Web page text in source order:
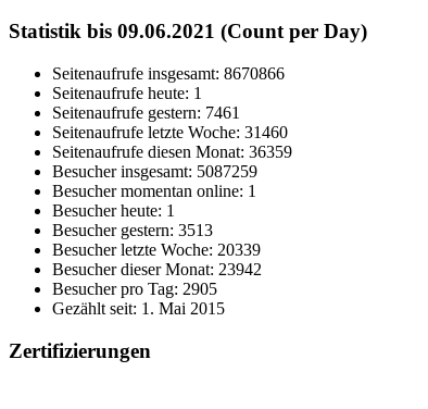
Statistik bis 09.06.2021 (Count per Day)
Seitenaufrufe insgesamt: 8670866
Seitenaufrufe heute: 1
Seitenaufrufe gestern: 7461
Seitenaufrufe letzte Woche: 31460
Seitenaufrufe diesen Monat: 36359
Besucher insgesamt: 5087259
Besucher momentan online: 1
Besucher heute: 1
Besucher gestern: 3513
Besucher letzte Woche: 20339
Besucher dieser Monat: 23942
Besucher pro Tag: 2905
Gezählt seit: 1. Mai 2015
Zertifizierungen